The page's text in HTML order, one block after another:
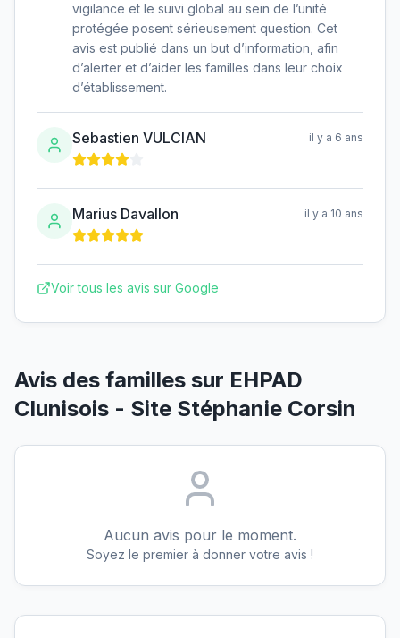
vigilance et le suivi global au sein de l’unité
protégée posent sérieusement question. Cet
avis est publié dans un but d’information, afin
d’alerter et d’aider les familles dans leur choix
d’établissement.
Sebastien VULCIAN il y a 6 ans
Marius Davallon il y a 10 ans
Voir tous les avis sur Google
Avis des familles sur EHPAD
Clunisois - Site Stéphanie Corsin
Aucun avis pour le moment.
Soyez le premier à donner votre avis !